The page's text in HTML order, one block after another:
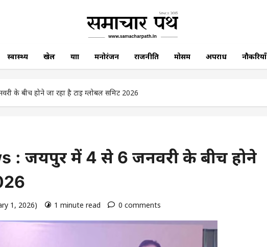
स्वास्थ्य खेल यात्रा मनोरंजन राजनीति मोसम अपराध नौकरियाँ
के बीच होने जा रहा है टाई ग्लोबल समिट 2026
: जयपुर में 4 से 6 जनवरी के बीच होने
1, 2026) 1 minute read 0 comments